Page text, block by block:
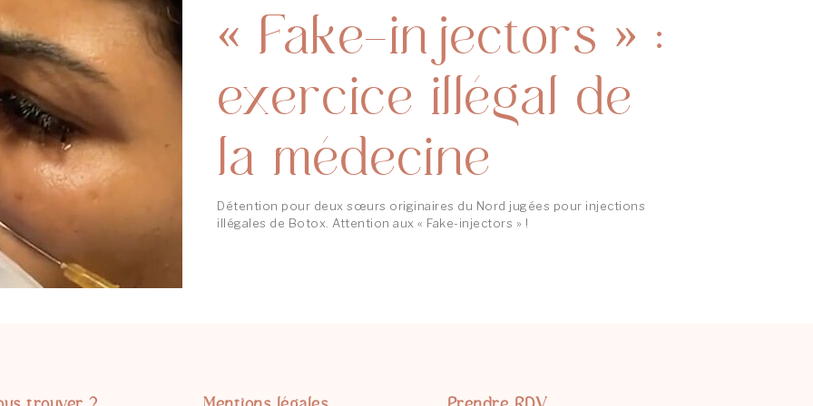
« Fake-injectors » :
exercice illégal de
la médecine
Détention pour deux sœurs originaires du Nord jugées pour injections
illégales de Botox. Attention aux « Fake-injectors » !